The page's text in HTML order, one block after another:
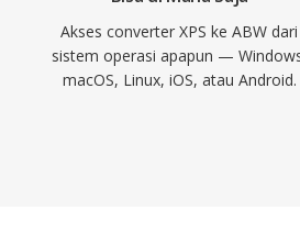
Akses converter XPS ke ABW dari
sistem operasi apapun —
macOS, Linux, iOS, atau Android.